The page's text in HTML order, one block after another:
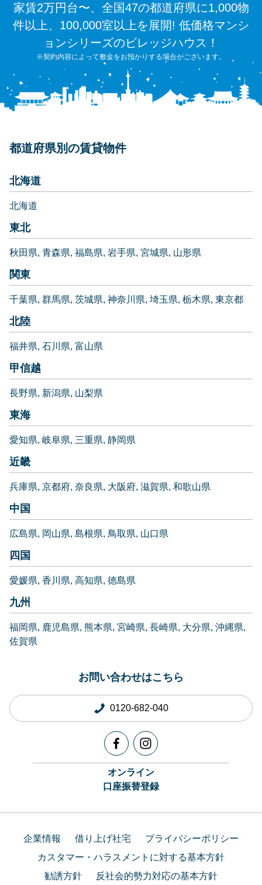
家賃2万円台〜、全国47の都道府県に1,000物
件以上、100,000室以上を展開! 低価格マンシ
ョンシリーズのビレッジハウス！
※契約内容によって敷金をお預かりする場合がございます。
都道府県別の賃貸物件
北海道
北海道
東北
秋田県 青森県 福島県 岩手県 宮城県 山形県
関東
千葉県 群馬県 茨城県 神奈川県 埼玉県 栃木県 東京都
北陸
福井県 石川県 富山県
甲信越
長野県 新潟県 山梨県
東海
愛知県 岐阜県 三重県 静岡県
近畿
兵庫県 京都府 奈良県 大阪府 滋賀県 和歌山県
中国
広島県 岡山県 島根県 鳥取県 山口県
四国
愛媛県 香川県 高知県 徳島県
九州
福岡県 鹿児島県 熊本県 宮崎県 長崎県 大分県 沖縄県
佐賀県
お問い合わせはこちら
0120-682-040
オンライン
口座振替登録
企業情報 借り上げ社宅
プライバシーポリシー
カスタマー・ハラスメントに対する基本方針
勧誘方針
反社会的勢力対応の基本方針